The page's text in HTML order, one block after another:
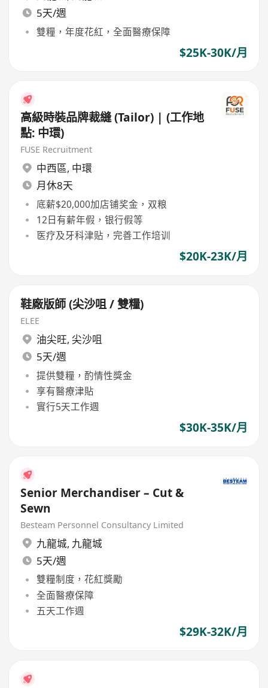
5天/週
雙糧，年度花紅，全面醫療保障
$25K-30K/月
高級時裝品牌裁縫 (Tailor) | (工作地
點: 中環)
FUSE Recruitment
中西區, 中環
月休8天
底薪$20,000加店铺奖金，双粮
12日有薪年假，银行假等
医疗及牙科津贴，完善工作培训
$20K-23K/月
鞋廠版師 (尖沙咀 / 雙糧)
ELEE
油尖旺, 尖沙咀
5天/週
提供雙糧，酌情性獎金
享有醫療津貼
實行5天工作週
$30K-35K/月
Senior Merchandiser – Cut &
Sewn
Besteam Personnel Consultancy Limited
九龍城, 九龍城
5天/週
雙糧制度，花紅獎勵
全面醫療保障
五天工作週
$29K-32K/月